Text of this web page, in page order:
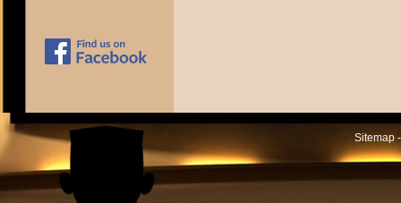
Sitemap